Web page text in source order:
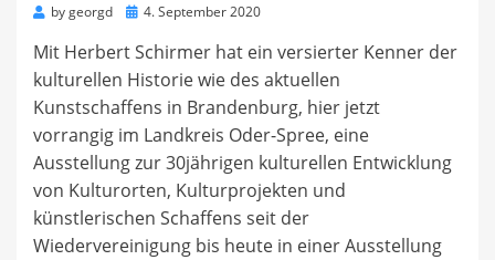
bygeorgd
Posted
4. September 2020
Mit Herbert Schirmer hat ein versierter Kenner der
kulturellen Historie wie des aktuellen
Kunstschaffens in Brandenburg, hier jetzt
vorrangig im Landkreis Oder-Spree, eine
Ausstellung zur 30jährigen kulturellen Entwicklung
von Kulturorten, Kulturprojekten und
künstlerischen Schaffens seit der
Wiedervereinigung bis heute in einer Ausstellung